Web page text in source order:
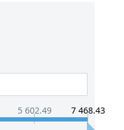
5 602.49 7 468.43